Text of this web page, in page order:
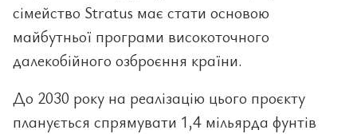
сімейство Stratus має стати основою
майбутньої програми високоточного
далекобійного озброєння країни.
До 2030 року на реалізацію цього проєкту
планується спрямувати 1,4 мільярда фунтів